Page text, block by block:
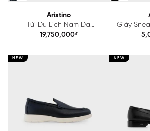
Aristino
Túi Du Lịch Nam Da
bò Aristino AVB0230Z2
19,750,000₫
Giày
NEW NEW